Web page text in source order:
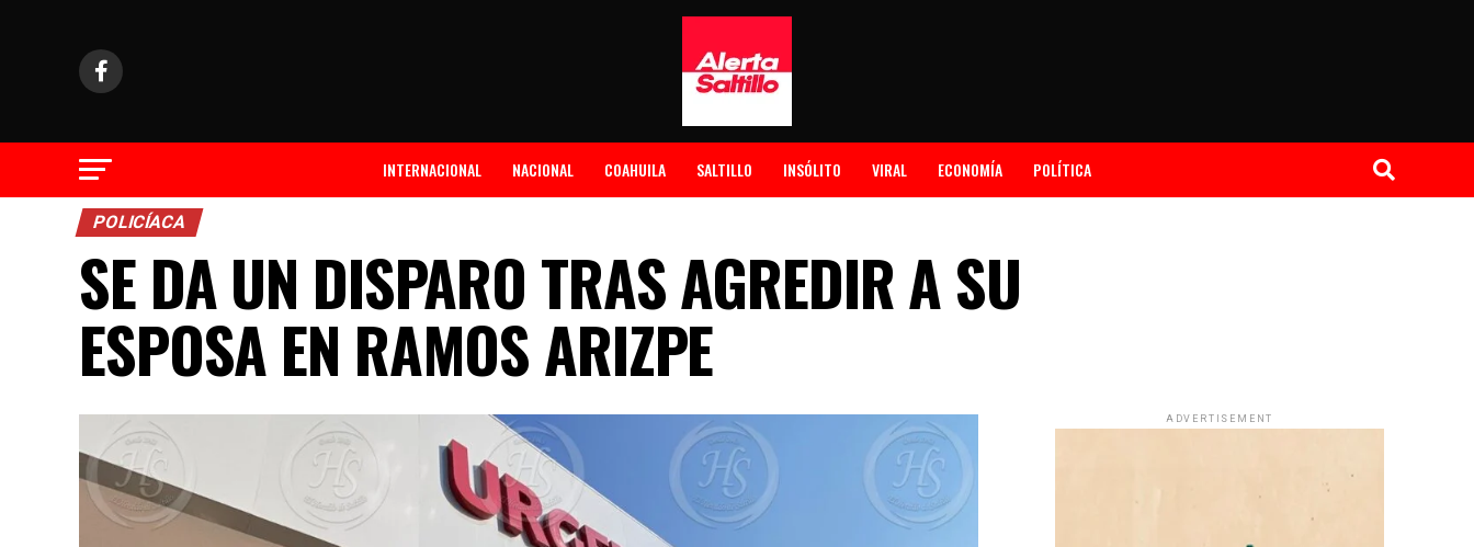
INTERNACIONAL NACIONAL COAHUILA SALTILLO INSÓLITO VIRAL ECONOMÍA POLÍTICA
POLICÍACA
SE DA UN DISPARO TRAS AGREDIR A SU
ESPOSA EN RAMOS ARIZPE
ADVERTISEMENT